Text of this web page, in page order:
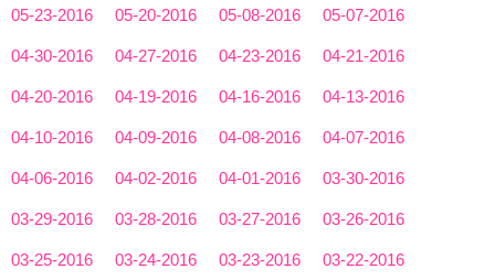
05-23-2016 05-20-2016 05-08-2016 05-07-2016
04-30-2016 04-27-2016 04-23-2016 04-21-2016
04-20-2016 04-19-2016 04-16-2016 04-13-2016
04-10-2016 04-09-2016 04-08-2016 04-07-2016
04-06-2016 04-02-2016 04-01-2016 03-30-2016
03-29-2016 03-28-2016 03-27-2016 03-26-2016
03-25-2016 03-24-2016 03-23-2016 03-22-2016